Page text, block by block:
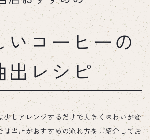
いコーヒーの
出レシピ
しアレンジするだけで大きく味わいが変
は当店がおすすめの淹れ方をご紹介してお